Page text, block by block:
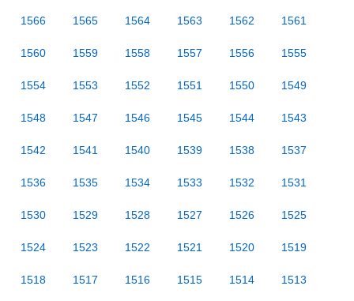
1566 1565 1564 1563 1562 1561
1560 1559 1558 1557 1556 1555
1554 1553 1552 1551 1550 1549
1548 1547 1546 1545 1544 1543
1542 1541 1540 1539 1538 1537
1536 1535 1534 1533 1532 1531
1530 1529 1528 1527 1526 1525
1524 1523 1522 1521 1520 1519
1518 1517 1516 1515 1514 1513